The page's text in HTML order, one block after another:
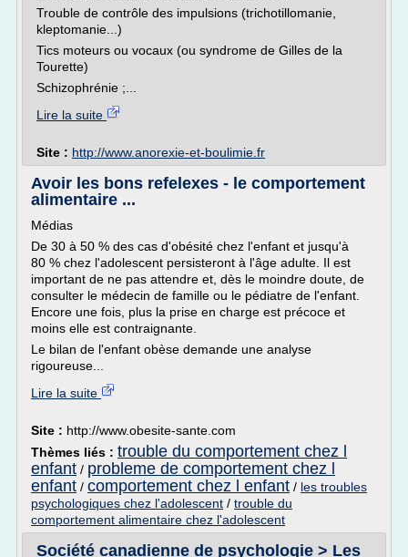
Trouble de contrôle des impulsions (trichotillomanie,
kleptomanie...)
Tics moteurs ou vocaux (ou syndrome de Gilles de la
Tourette)
Schizophrénie ;...
Lire la suite
Site : http://www.anorexie-et-boulimie.fr
Avoir les bons refelexes - le comportement
alimentaire ...
Médias
De 30 à 50 % des cas d'obésité chez l'enfant et jusqu'à
80 % chez l'adolescent persisteront à l'âge adulte. Il est
important de ne pas attendre et, dès le moindre doute, de
consulter le médecin de famille ou le pédiatre de l'enfant.
Encore une fois, plus la prise en charge est précoce et
moins elle est contraignante.
Le bilan de l'enfant obèse demande une analyse
rigoureuse...
Lire la suite
Site : http://www.obesite-sante.com
Thèmes liés : trouble du comportement chez l
enfant / probleme de comportement chez l
enfant / comportement chez l enfant / les troubles
psychologiques chez l'adolescent / trouble du
comportement alimentaire chez l'adolescent
Société canadienne de psychologie > Les